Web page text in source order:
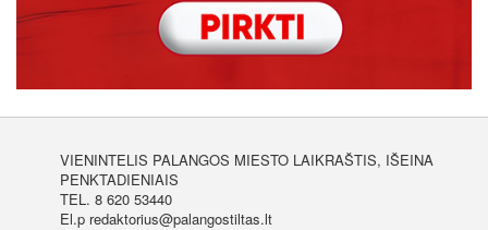
VIENINTELIS PALANGOS MIESTO LAIKRAŠTIS, IŠEINA
PENKTADIENIAIS
TEL. 8 620 53440
El.p redaktorius@palangostiltas.lt